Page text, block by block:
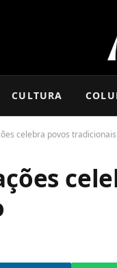
CULTURA
celebra povos